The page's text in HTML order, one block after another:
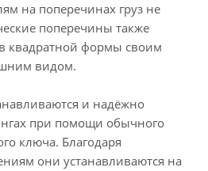
на поперечинах груз не
поперечины также
квадратной формы своим
видом.
и надёжно
при помощи обычного
ключа. Благодаря
они устанавливаются на